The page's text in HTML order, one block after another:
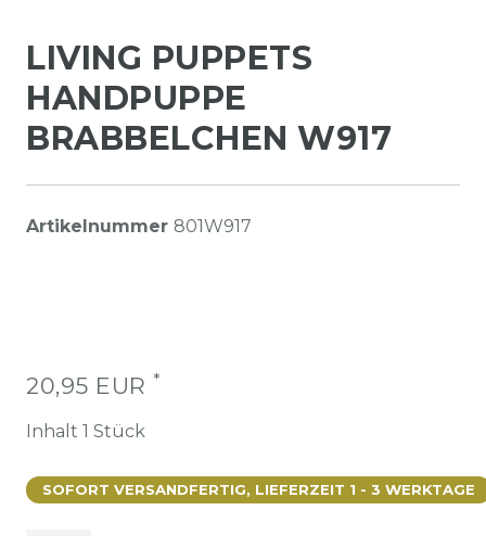
LIVING PUPPETS
HANDPUPPE
BRABBELCHEN W917
Artikelnummer 801W917
20,95 EUR *
Inhalt 1 Stück
SOFORT VERSANDFERTIG, LIEFERZEIT 1 - 3 WERKTAGE